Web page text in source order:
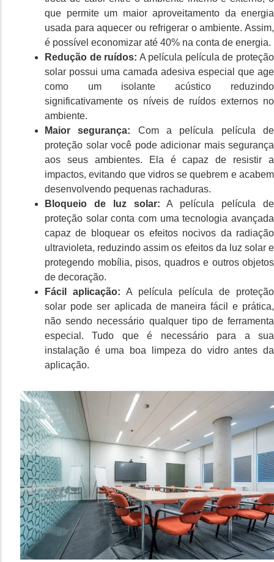
que permite um maior aproveitamento da energia
usada para aquecer ou refrigerar o ambiente. Assim,
é possível economizar até 40% na conta de energia.
Redução de ruídos: A película película de proteção
solar possui uma camada adesiva especial que age
como um isolante acústico reduzindo
significativamente os níveis de ruídos externos no
ambiente.
Maior segurança: Com a película película de
proteção solar você pode adicionar mais segurança
aos seus ambientes. Ela é capaz de resistir a
impactos, evitando que vidros se quebrem e acabem
desenvolvendo pequenas rachaduras.
Bloqueio de luz solar: A película película de
proteção solar conta com uma tecnologia avançada
capaz de bloquear os efeitos nocivos da radiação
ultravioleta, reduzindo assim os efeitos da luz solar e
protegendo mobília, pisos, quadros e outros objetos
de decoração.
Fácil aplicação: A película película de proteção
solar pode ser aplicada de maneira fácil e prática,
não sendo necessário qualquer tipo de ferramenta
especial. Tudo que é necessário para a sua
instalação é uma boa limpeza do vidro antes da
aplicação.